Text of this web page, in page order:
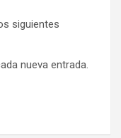
siguientes
nueva entrada.